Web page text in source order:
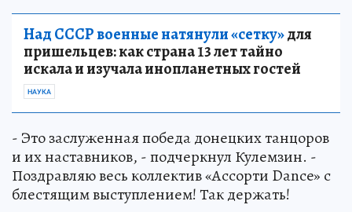
Над СССР военные натянули «сетку»для
пришельцев: как страна 13 лет тайно
искала и изучала инопланетных гостей
НАУКА
- Это заслуженная победа донецких танцоров
и их наставников, - подчеркнул Кулемзин. -
Поздравляю весь коллектив «Ассорти Dance» с
блестящим выступлением! Так держать!